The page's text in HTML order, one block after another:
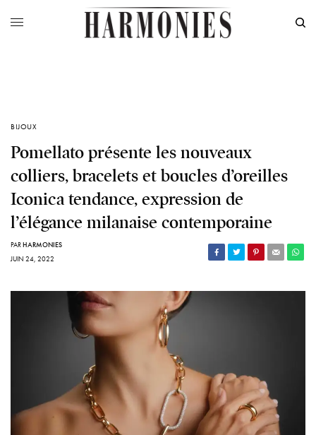
BIJOUX
Pomellato présente les nouveaux
colliers, bracelets et boucles d’oreilles
Iconica tendance, expression de
l’élégance milanaise contemporaine
PARHARMONIES
JUIN 24, 2022